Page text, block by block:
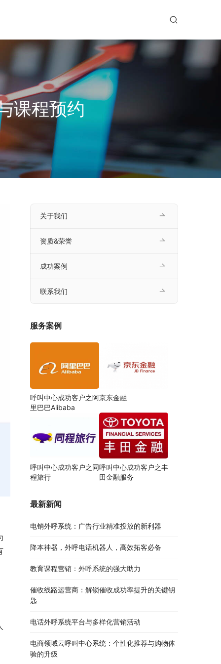
课程预约
关于我们
资质&荣誉
成功案例
联系我们
服务案例
呼叫中心成功客户之阿
里巴巴Alibaba
京东金融
呼叫中心成功客户之同
程旅行
呼叫中心成功客户之丰
田金融服务
最新新闻
电销外呼系统：广告行业精准投放的新利器
降本神器，外呼电话机器人，高效拓客必备
教育课程营销：外呼系统的强大助力
催收线路运营商：解锁催收成功率提升的关键钥
匙
电话外呼系统平台与多样化营销活动
电商领域云呼叫中心系统：个性化推荐与购物体
验的升级